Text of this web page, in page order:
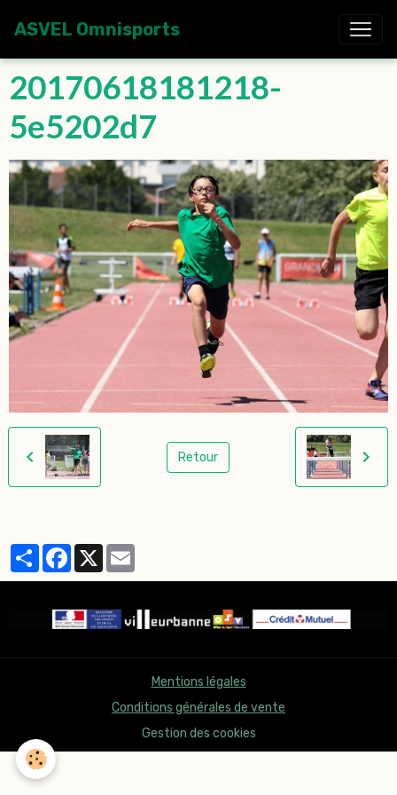
ASVEL Omnisports
20170618181218-
5e5202d7
Retour
PartagerFacebook
X
Mentions légales
Conditions générales de vente
Gestion des cookies